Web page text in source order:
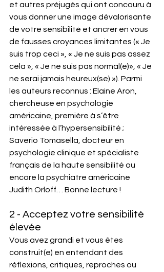
et autres préjugés qui ont concouru à
vous donner une image dévalorisante
de votre sensibilité et ancrer en vous
de fausses croyances limitantes (« Je
suis trop ceci », « Je ne suis pas assez
cela », « Je ne suis pas normal(e)», « Je
ne serai jamais heureux(se) »). Parmi
les auteurs reconnus : Elaine Aron,
chercheuse en psychologie
américaine, première à s’être
intéressée à l’hypersensibilité ;
Saverio Tomasella, docteur en
psychologie clinique et spécialiste
français de la haute sensibilité ou
encore la psychiatre américaine
Judith Orloff… Bonne lecture !
2 - Acceptez votre sensibilité
élevée
Vous avez grandi et vous êtes
construit(e) en entendant des
réflexions, critiques, reproches ou